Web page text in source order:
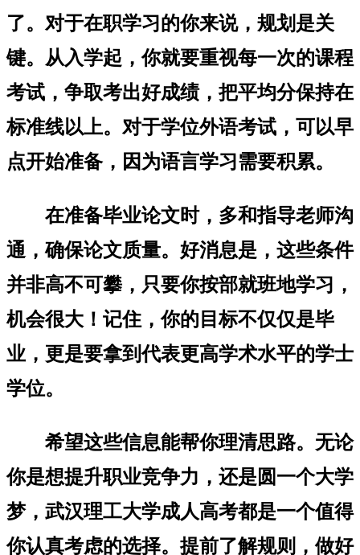
了。对于在职学习的你来说，规划是关
键。从入学起，你就要重视每一次的课程
考试，争取考出好成绩，把平均分保持在
标准线以上。对于学位外语考试，可以早
点开始准备，因为语言学习需要积累。
在准备毕业论文时，多和指导老师沟
通，确保论文质量。好消息是，这些条件
并非高不可攀，只要你按部就班地学习，
机会很大！记住，你的目标不仅仅是毕
业，更是要拿到代表更高学术水平的学士
学位。
希望这些信息能帮你理清思路。无论
你是想提升职业竞争力，还是圆一个大学
梦，武汉理工大学成人高考都是一个值得
你认真考虑的选择。提前了解规则，做好